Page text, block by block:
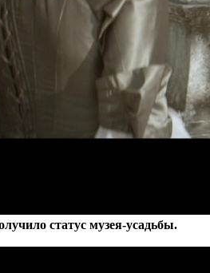
статус музея-усадьбы.